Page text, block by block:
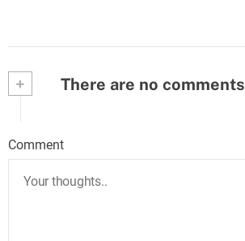
+ There are no comments
Comment